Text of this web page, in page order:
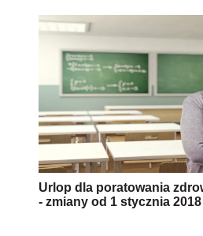
Urlop dla poratowania
- zmiany od 1 stycznia 2018